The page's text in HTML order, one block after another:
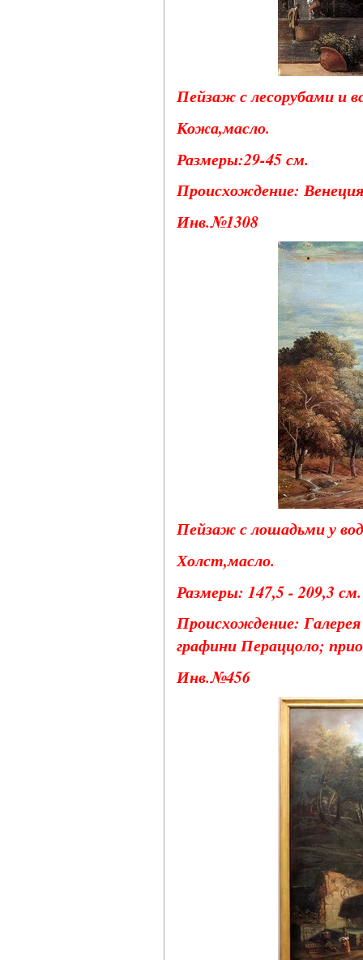
Пейзаж с лесорубами и
Кожа,масло.
Размеры:29-45 см.
Происхождение:
Инв.№1308
Пейзаж с лошадьми у
Холст,масло.
Размеры: 147,5 - 209,3 см.
Происхождение:
графини Пераццоло;
Инв.№456